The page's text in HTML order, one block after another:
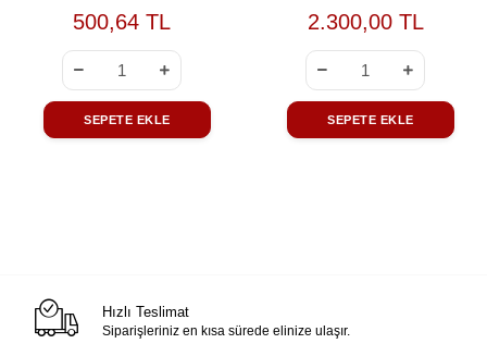
500,64 TL
SEPETE EKLE
2.300,00 TL
SEPETE EKLE
Hızlı Teslimat
Siparişleriniz en kısa sürede elinize ulaşır.